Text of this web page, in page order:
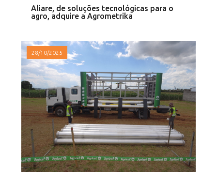
Aliare, de soluções tecnológicas para o
agro, adquire a Agrometrika
28/10/2025